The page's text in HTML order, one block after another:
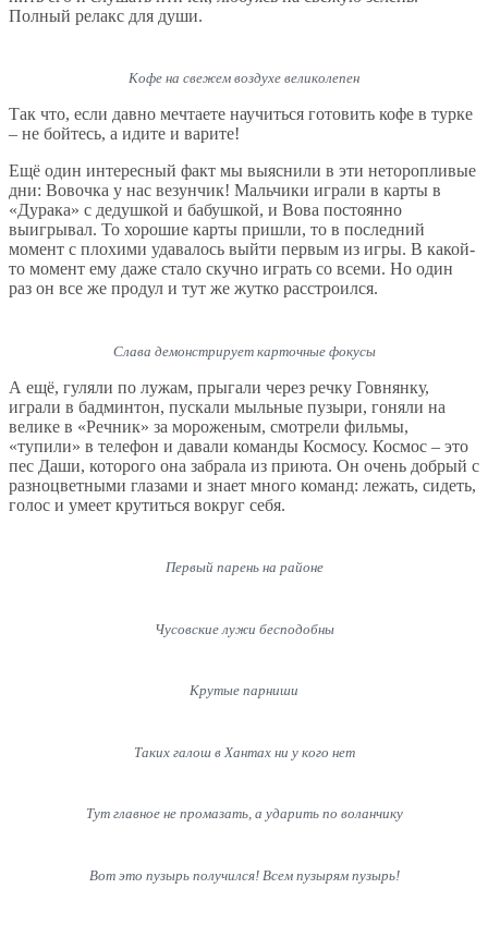
Полный релакс для души.
Кофе на свежем воздухе великолепен
Так что, если давно мечтаете научиться готовить кофе в турке
– не бойтесь, а идите и варите!
Ещё один интересный факт мы выяснили в эти неторопливые
дни: Вовочка у нас везунчик! Мальчики играли в карты в
«Дурака» с дедушкой и бабушкой, и Вова постоянно
выигрывал. То хорошие карты пришли, то в последний
момент с плохими удавалось выйти первым из игры. В какой-
то момент ему даже стало скучно играть со всеми. Но один
раз он все же продул и тут же жутко расстроился.
Слава демонстрирует карточные фокусы
А ещё, гуляли по лужам, прыгали через речку Говнянку,
играли в бадминтон, пускали мыльные пузыри, гоняли на
велике в «Речник» за мороженым, смотрели фильмы,
«тупили» в телефон и давали команды Космосу. Космос – это
пес Даши, которого она забрала из приюта. Он очень добрый с
разноцветными глазами и знает много команд: лежать, сидеть,
голос и умеет крутиться вокруг себя.
Первый парень на районе
Чусовские лужи бесподобны
Крутые парниши
Таких галош в Хантах ни у кого нет
Тут главное не промазать, а ударить по воланчику
Вот это пузырь получился! Всем пузырям пузырь!